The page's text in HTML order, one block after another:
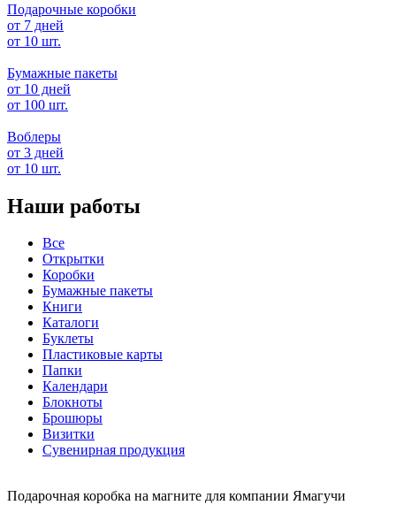
Подарочные коробки
от 7 дней
от 10 шт.
Бумажные пакеты
от 10 дней
от 100 шт.
Воблеры
от 3 дней
от 10 шт.
Наши работы
Все
Открытки
Коробки
Бумажные пакеты
Книги
Каталоги
Буклеты
Пластиковые карты
Папки
Календари
Блокноты
Брошюры
Визитки
Сувенирная продукция
Подарочная коробка на магните для компании Ямагучи